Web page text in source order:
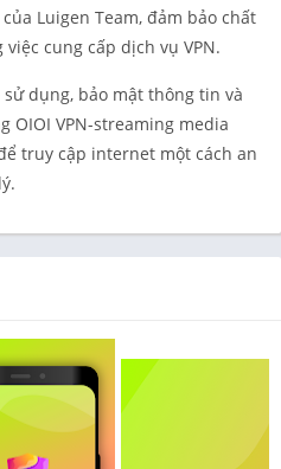
Luigen Team, đảm bảo chất
cung cấp dịch vụ VPN.
dụng, bảo mật thông tin và
OIOI VPN-streaming media
truy cập internet một cách an